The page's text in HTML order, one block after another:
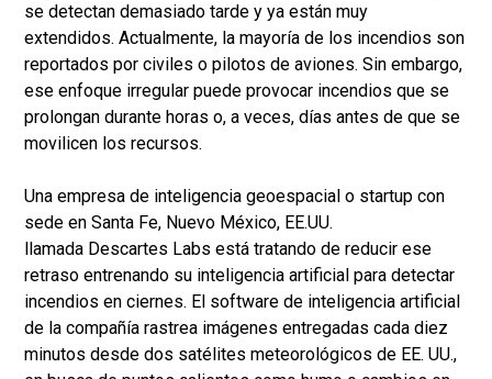
se detectan demasiado tarde y ya están muy
extendidos. Actualmente, la mayoría de los incendios son
reportados por civiles o pilotos de aviones. Sin embargo,
ese enfoque irregular puede provocar incendios que se
prolongan durante horas o, a veces, días antes de que se
movilicen los recursos.
Una empresa de inteligencia geoespacial o startup con
sede en Santa Fe, Nuevo México, EE.UU.
llamada Descartes Labs está tratando de reducir ese
retraso entrenando su inteligencia artificial para detectar
incendios en ciernes. El software de inteligencia artificial
de la compañía rastrea imágenes entregadas cada diez
minutos desde dos satélites meteorológicos de EE. UU.,